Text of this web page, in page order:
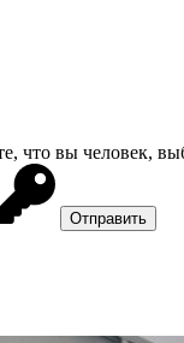
что вы человек,